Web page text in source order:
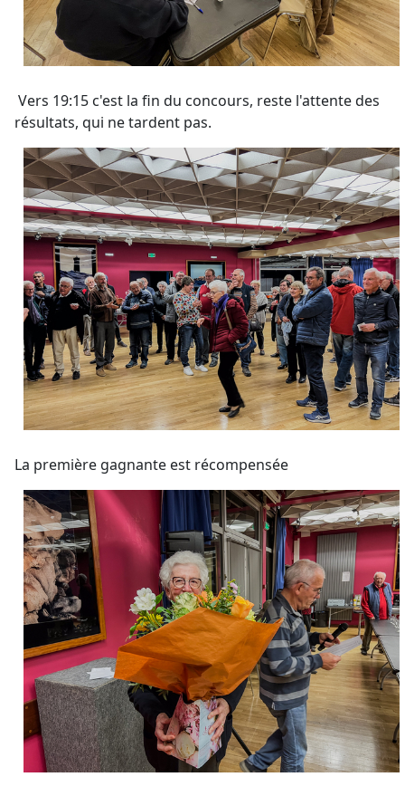
Vers 19:15 c'est la fin du concours, reste l'attente des
résultats, qui ne tardent pas.
La première gagnante est récompensée